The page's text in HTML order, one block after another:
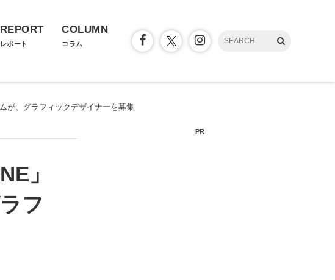
REPORT
レポート
COLUMN
コラム
が、グラフィックデザイナーを募集
」
フ
PR